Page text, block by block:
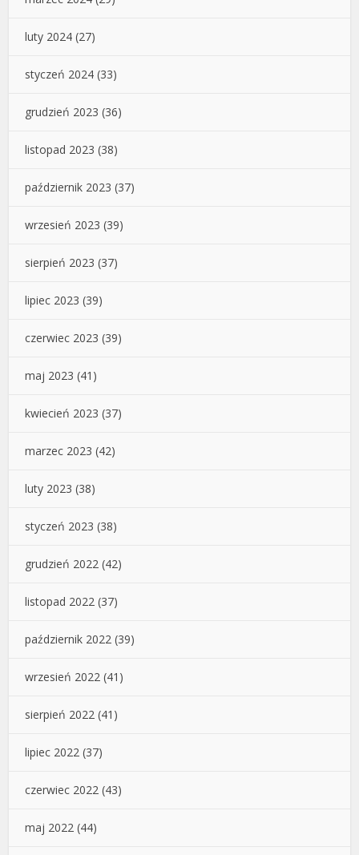
luty 2024 (27)
styczeń 2024 (33)
grudzień 2023 (36)
listopad 2023 (38)
październik 2023 (37)
wrzesień 2023 (39)
sierpień 2023 (37)
lipiec 2023 (39)
czerwiec 2023 (39)
maj 2023 (41)
kwiecień 2023 (37)
marzec 2023 (42)
luty 2023 (38)
styczeń 2023 (38)
grudzień 2022 (42)
listopad 2022 (37)
październik 2022 (39)
wrzesień 2022 (41)
sierpień 2022 (41)
lipiec 2022 (37)
czerwiec 2022 (43)
maj 2022 (44)